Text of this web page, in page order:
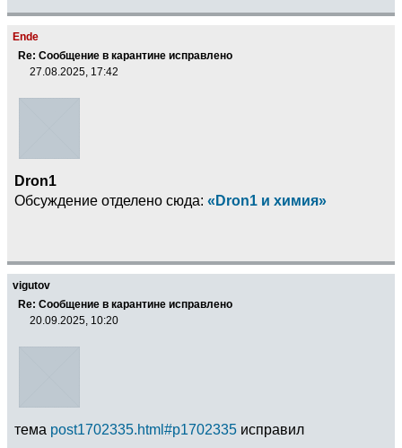
Ende
Re: Сообщение в карантине исправлено
27.08.2025, 17:42
Dron1
Обсуждение отделено сюда: «Dron1 и химия»
vigutov
Re: Сообщение в карантине исправлено
20.09.2025, 10:20
тема post1702335.html#p1702335 исправил